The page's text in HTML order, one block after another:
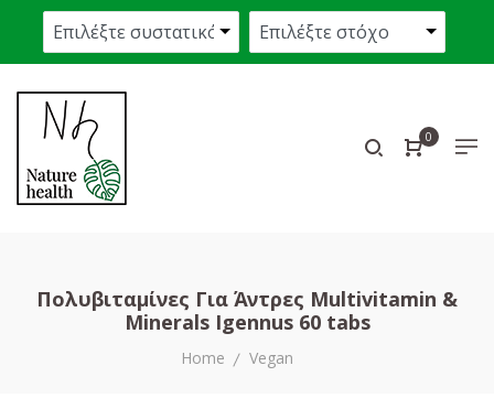
0
Πολυβιταμίνες Για Άντρες Multivitamin &
Minerals Igennus 60 tabs
Home Vegan